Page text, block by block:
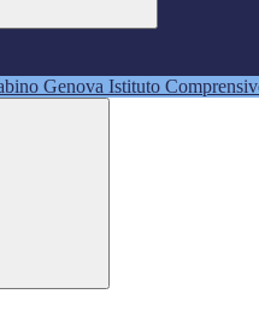
Istituto